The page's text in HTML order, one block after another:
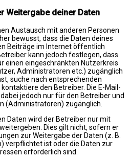
Weitergabe deiner Daten
Austausch mit anderen Personen
bewusst, dass die Daten deines
Beiträge im Internet öffentlich
kann jedoch festlegen, dass
einen eingeschränkten Nutzerkreis
Administratoren etc.) zugänglich
suche nach entsprechenden
den Betreiber. Die E-Mail-
jedoch nur für den Betreiber und
(Administratoren) zugänglich.
Daten wird der Betreiber nur mit
Dies gilt nicht, sofern er
zur Weitergabe der Daten (z. B.
verpflichtet ist oder die Daten zur
erforderlich sind.